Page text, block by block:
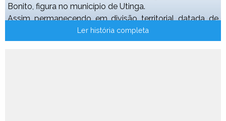
Bonito, figura no município de Utinga.
Assim permanecendo em divisão territorial datada de
Ler história completa